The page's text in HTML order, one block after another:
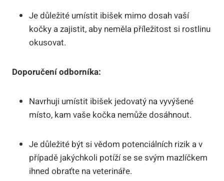
Je důležité umístit ibišek mimo dosah vaší
kočky a zajistit, aby neměla příležitost si rostlinu
okusovat.
Doporučení odborníka:
Navrhuji umístit ibišek jedovatý na vyvýšené
místo, kam vaše kočka nemůže dosáhnout.
Je důležité být si vědom potenciálních rizik a v
případě jakýchkoli potíží se se svým mazlíčkem
ihned obraťte na veterináře.